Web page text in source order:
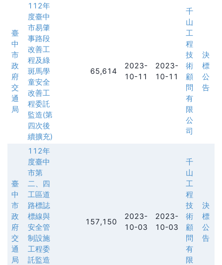
臺
中
市
政
府
交
通
局
112年
度臺中
市易肇
事路段
改善工
程及綠
斑馬學
童安全
改善工
程委託
監造(第
四次後
續擴充)
65,614
2023-
10-11
2023-
10-11
千
山
工
程
技
術
顧
問
有
限
公
司
決
標
公
告
臺
中
市
政
府
交
通
局
112年
度臺中
市第
二、四
工區道
路標誌
標線與
安全管
制設施
工程委
託監造
157,150
2023-
10-03
2023-
10-03
千
山
工
程
技
術
顧
問
有
限
決
標
公
告